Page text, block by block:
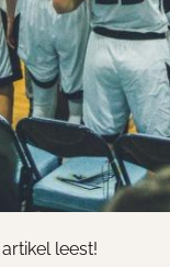
leest!